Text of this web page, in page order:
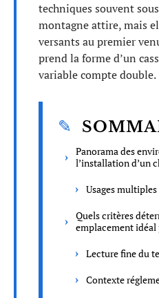
techniques souvent
montagne attire, mais
versants au premier
prend la forme d’un
variable compte double.
Panorama des
l’installation d’un
Usages
Quels critères
emplacement
Lecture fine du
Contexte